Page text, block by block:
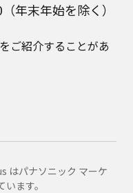
年末年始を除く）
ご紹介することがあ
はパナソニック マーケ
ます。